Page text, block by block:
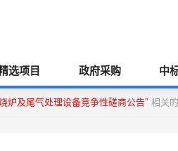
选项目 政府采购 中
炉及尾气处理设备竞争性磋商公告” 相关